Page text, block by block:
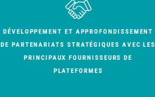
DÉVELOPPEMENT ET APPROFONDISSEMENT
DE PARTENARIATS STRATÉGIQUES AVEC LES
PRINCIPAUX FOURNISSEURS DE
PLATEFORMES